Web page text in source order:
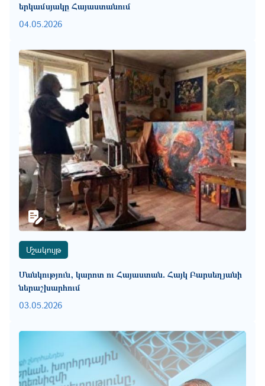
երկամսյակը Հայաստանում
04.05.2026
Մշակույթ
Մանկություն, կարոտ ու Հայաստան․ Հայկ Բարսեղյանի
ներաշխարհում
03.05.2026